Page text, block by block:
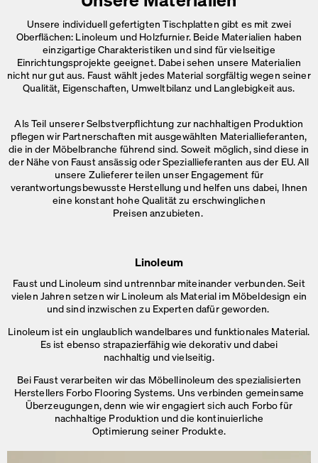
Unsere individuell gefertigten Tischplatten gibt es mit zwei
Oberflächen: Linoleum und Holzfurnier. Beide Materialien haben
einzigartige Charakteristiken und sind für vielseitige
Einrichtungsprojekte geeignet. Dabei sehen unsere Materialien
nicht nur gut aus. Faust wählt jedes Material sorgfältig wegen seiner
Qualität, Eigenschaften, Umweltbilanz und Langlebigkeit aus.
Als Teil unserer Selbstverpflichtung zur nachhaltigen Produktion
pflegen wir Partnerschaften mit ausgewählten Materiallieferanten,
die in der Möbelbranche führend sind. Soweit möglich, sind diese in
der Nähe von Faust ansässig oder Speziallieferanten aus der EU. All
unsere Zulieferer teilen unser Engagement für
verantwortungsbewusste Herstellung und helfen uns dabei, Ihnen
eine konstant hohe Qualität zu erschwinglichen
Preisen anzubieten.
Linoleum
Faust und Linoleum sind untrennbar miteinander verbunden. Seit
vielen Jahren setzen wir Linoleum als Material im Möbeldesign ein
und sind inzwischen zu Experten dafür geworden.
Linoleum ist ein unglaublich wandelbares und funktionales Material.
Es ist ebenso strapazierfähig wie dekorativ und dabei
nachhaltig und vielseitig.
Bei Faust verarbeiten wir das Möbellinoleum des spezialisierten
Herstellers Forbo Flooring Systems. Uns verbinden gemeinsame
Überzeugungen, denn wie wir engagiert sich auch Forbo für
nachhaltige Produktion und die kontinuierliche
Optimierung seiner Produkte.